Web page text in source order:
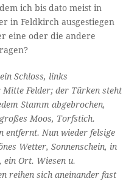
ich bis dato meist in
in Feldkirch ausgestiegen
eine oder die andere
Schloss, links
Mitte Felder; der Türken steht
Stamm abgebrochen,
Moos, Torfstich.
entfernt. Nun wieder felsige
Wetter, Sonnenschein, in
ein Ort. Wiesen u.
reihen sich aneinander fast